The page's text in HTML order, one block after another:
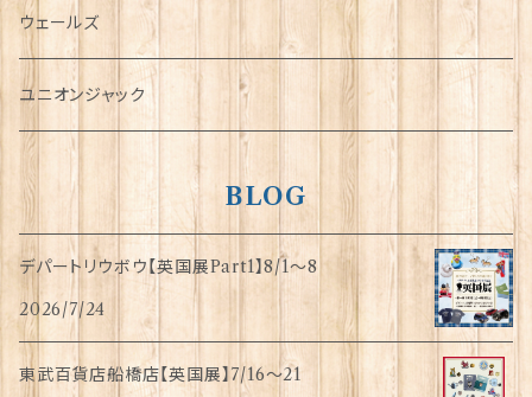
傘
指貫(シンブル)
ウェールズ
ユニオンジャック
BLOG
デパートリウボウ【英国展Part1】8/1〜8
2026/7/24
東武百貨店船橋店【英国展】7/16～21